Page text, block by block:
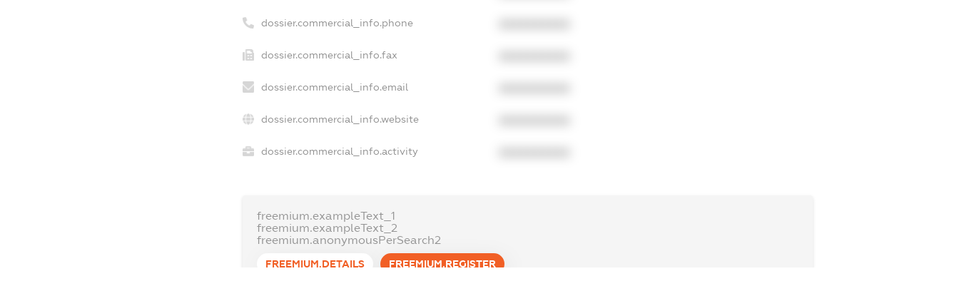
dossier.commercial_info.phone
dossier.commercial_info.fax
dossier.commercial_info.email
dossier.commercial_info.website
dossier.commercial_info.activity
freemium.exampleText_1
freemium.exampleText_2
freemium.anonymousPerSearch2
FREEMIUM.DETAILS FREEMIUM.REGISTER